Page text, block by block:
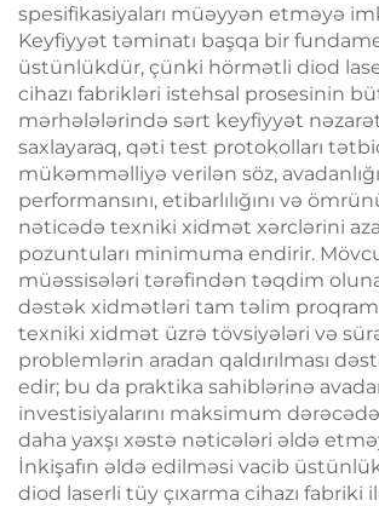
spesifikasiyaları müəyyən etməyə
Keyfiyyət təminatı başqa bir
üstünlükdür, çünki hörmətli diod
cihazı fabrikləri istehsal prosesinin
mərhələlərində sərt keyfiyyət
saxlayaraq, qəti test protokolları
mükəmməlliyə verilən söz,
performansını, etibarlılığını və
nəticədə texniki xidmət xərclərini
pozuntuları minimuma endirir.
müəssisələri tərəfindən təqdim
dəstək xidmətləri tam təlim
texniki xidmət üzrə tövsiyələri və
problemlərin aradan qaldırılması
edir; bu da praktika sahiblərinə
investisiyalarını maksimum
daha yaxşı xəstə nəticələri əldə
İnkişafın əldə edilməsi vacib
diod laserli tüy çıxarma cihazı fabriki